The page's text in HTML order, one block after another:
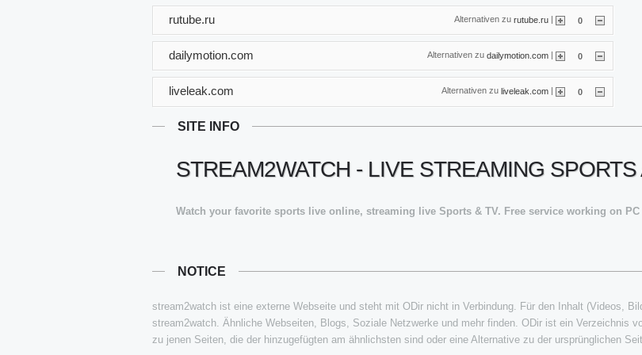
Alternativen zu rutube.ru | 0
rutube.ru
Alternativen zu dailymotion.com | 0
dailymotion.com
Alternativen zu liveleak.com | 0
liveleak.com
SITE INFO
STREAM2WATCH - LIVE STREAMING
Watch your favorite sports live online, streaming live Sports & TV. Free service working on
NOTICE
stream2watch ist eine externe Webseite und steht mit ODir nicht in Verbindung. Für den Inhalt (Videos,
stream2watch. Ähnliche Webseiten, Blogs, Soziale Netzwerke und mehr finden. ODir ist ein Verzeichnis
zu jenen Seiten, die der hinzugefügten am ähnlichsten sind oder eine Alternative zu der ursprünglichen